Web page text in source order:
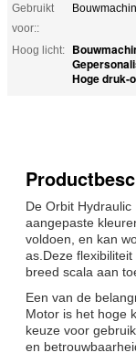
Gebruikt
voor::
Hoog licht:
Hoge druk-
De Orbit
aangepaste
voldoen, en kan
as.Deze
breed scala aan
Een van de
Motor is het hoge
keuze voor
en